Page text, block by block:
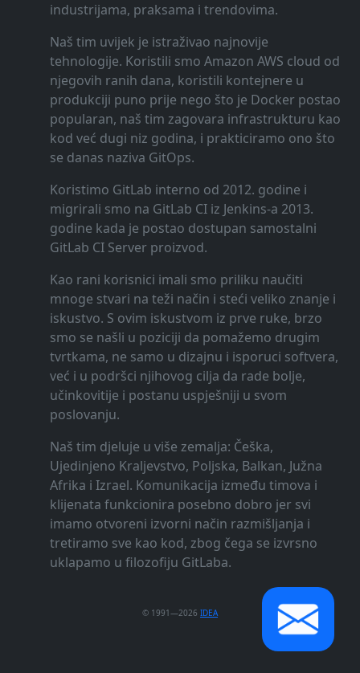
industrijama, praksama i trendovima.
Naš tim uvijek je istraživao najnovije
tehnologije. Koristili smo Amazon AWS cloud od
njegovih ranih dana, koristili kontejnere u
produkciji puno prije nego što je Docker postao
popularan, naš tim zagovara infrastrukturu kao
kod već dugi niz godina, i prakticiramo ono što
se danas naziva GitOps.
Koristimo GitLab interno od 2012. godine i
migrirali smo na GitLab CI iz Jenkins-a 2013.
godine kada je postao dostupan samostalni
GitLab CI Server proizvod.
Kao rani korisnici imali smo priliku naučiti
mnoge stvari na teži način i steći veliko znanje i
iskustvo. S ovim iskustvom iz prve ruke, brzo
smo se našli u poziciji da pomažemo drugim
tvrtkama, ne samo u dizajnu i isporuci softvera,
već i u podršci njihovog cilja da rade bolje,
učinkovitije i postanu uspješniji u svom
poslovanju.
Naš tim djeluje u više zemalja: Češka,
Ujedinjeno Kraljevstvo, Poljska, Balkan, Južna
Afrika i Izrael. Komunikacija između timova i
klijenata funkcionira posebno dobro jer svi
imamo otvoreni izvorni način razmišljanja i
tretiramo sve kao kod, zbog čega se izvrsno
uklapamo u filozofiju GitLaba.
© 1991—2026 IDEA